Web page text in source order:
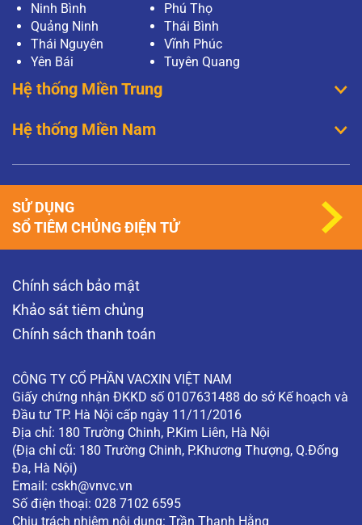
Ninh Bình
Phú Thọ
Quảng Ninh
Thái Bình
Thái Nguyên
Vĩnh Phúc
Yên Bái
Tuyên Quang
Hệ thống Miền Trung
Hệ thống Miền Nam
Chính sách bảo mật
Khảo sát tiêm chủng
Chính sách thanh toán
CÔNG TY CỔ PHẦN VACXIN VIỆT NAM
Giấy chứng nhận ĐKKD số 0107631488 do sở Kế hoạch và
Đầu tư TP. Hà Nội cấp ngày 11/11/2016
Địa chỉ: 180 Trường Chinh, P.Kim Liên, Hà Nội
(Địa chỉ cũ: 180 Trường Chinh, P.Khương Thượng, Q.Đống
Đa, Hà Nội)
Email: cskh@vnvc.vn
Số điện thoại: 028 7102 6595
Chịu trách nhiệm nội dung: Trần Thanh Hằng
SỬ DỤNG
SỔ TIÊM CHỦNG ĐIỆN TỬ